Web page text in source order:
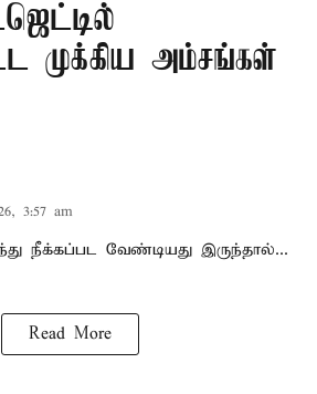
முக்கிய அம்சங்கள்
3:57 am
நீக்கப்பட வேண்டியது இருந்தால்...
Read More